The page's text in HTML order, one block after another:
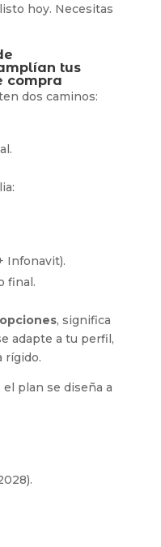
hoy. Necesitas
tus
compra
dos caminos:
Infonavit).
final.
, significa
adapte a tu perfil,
rígido.
el plan se diseña a